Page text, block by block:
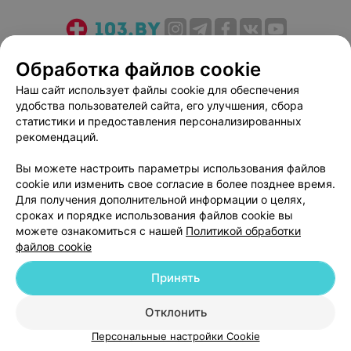
Медицинский маркетинг
Публичный договор
Пользовательское соглашение
Способы оплаты
Вакансии
Партнеры
Написать руководителю 103.by
Персональные настройки cookie
Обработка персональных данных
© 2026 ООО «Артокс Лаб», УНП 191700409| 220012, Республика Беларусь,
г. Минск, улица Толбухина, 2, пом. 16 | help@103.by
Обработка файлов cookie
Наш сайт использует файлы cookie для обеспечения
удобства пользователей сайта, его улучшения, сбора
статистики и предоставления персонализированных
рекомендаций.
Вы можете настроить параметры использования файлов
cookie или изменить свое согласие в более позднее время.
Для получения дополнительной информации о целях,
сроках и порядке использования файлов cookie вы
можете ознакомиться с нашей Политикой обработки
файлов cookie
Отклонить
Принять
Персональные настройки Cookie